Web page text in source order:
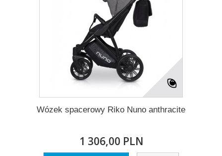
Wózek spacerowy Riko Nuno anthracite
1 306,00 PLN